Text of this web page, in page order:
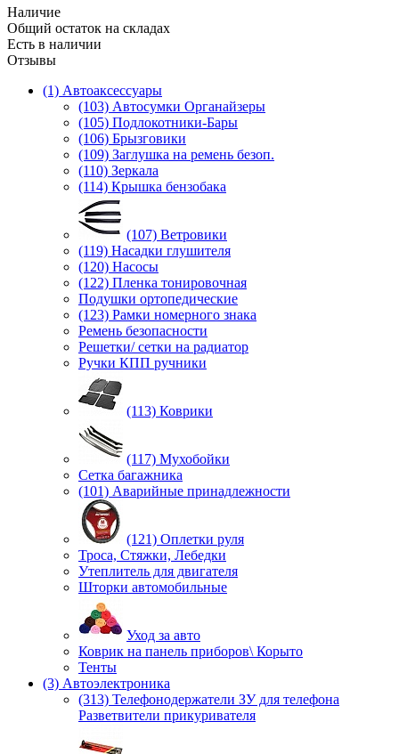
Наличие
Общий остаток на складах
Есть в наличии
Отзывы
(1) Автоаксессуары
(103) Автосумки Органайзеры
(105) Подлокотники-Бары
(106) Брызговики
(109) Заглушка на ремень безоп.
(110) Зеркала
(114) Крышка бензобака
(107) Ветровики
(119) Насадки глушителя
(120) Насосы
(122) Пленка тонировочная
Подушки ортопедические
(123) Рамки номерного знака
Ремень безопасности
Решетки/ сетки на радиатор
Ручки КПП ручники
(113) Коврики
(117) Мухобойки
Сетка багажника
(101) Аварийные принадлежности
(121) Оплетки руля
Троса, Стяжки, Лебедки
Утеплитель для двигателя
Шторки автомобильные
Уход за авто
Коврик на панель приборов\ Корыто
Тенты
(3) Автоэлектроника
(313) Телефонодержатели ЗУ для телефона
Разветвители прикуривателя